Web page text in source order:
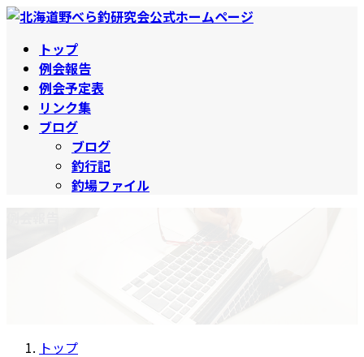
コ
ナ
トップ
例会報告
例会予定表
リンク集
ブログ
ブログ
釣行記
釣場ファイル
トップ